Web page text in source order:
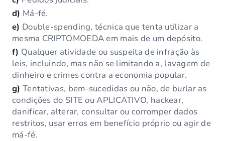
d) Má-fé.
e) Double-spending, técnica que tenta utilizar a
mesma CRIPTOMOEDA em mais de um depósito.
f) Qualquer atividade ou suspeita de infração às
leis, incluindo, mas não se limitando a, lavagem de
dinheiro e crimes contra a economia popular.
g) Tentativas, bem-sucedidas ou não, de burlar as
condições do SITE ou APLICATIVO, hackear,
danificar, alterar, consultar ou corromper dados
restritos, usar erros em benefício próprio ou agir de
má-fé.